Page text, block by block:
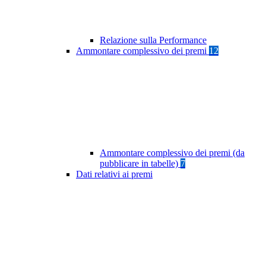
Relazione sulla Performance
Ammontare complessivo dei premi 12
Ammontare complessivo dei premi (da
pubblicare in tabelle) 7
Dati relativi ai premi